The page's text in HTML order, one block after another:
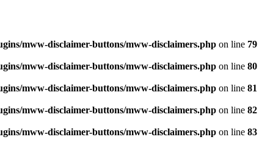
mww-disclaimer-buttons/mww-disclaimers.php on line 79
mww-disclaimer-buttons/mww-disclaimers.php on line 80
mww-disclaimer-buttons/mww-disclaimers.php on line 81
mww-disclaimer-buttons/mww-disclaimers.php on line 82
mww-disclaimer-buttons/mww-disclaimers.php on line 83